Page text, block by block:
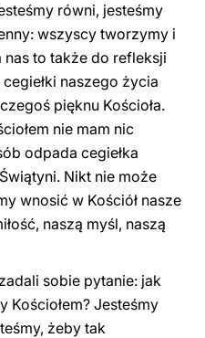
równi, jesteśmy
wszyscy tworzymy i
nas to także do refleksji
naszego życia
pięknu Kościoła.
nie mam nic
odpada cegiełka
Nikt nie może
wnosić w Kościół nasze
naszą myśl, naszą
sobie pytanie: jak
Kościołem? Jesteśmy
żeby tak